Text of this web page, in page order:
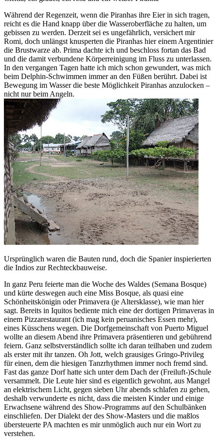
Während der Regenzeit, wenn die Piranhas ihre Eier in sich tragen,
reicht es die Hand knapp über die Wasseroberfläche zu halten, um
gebissen zu werden. Derzeit sei es ungefährlich, versichert mir
Romi, doch unlängst knusperten die Piranhas hier einem Argentinier
die Brustwarze ab. Prima dachte ich und beschloss fortan das Bad
und die damit verbundene Körperreinigung im Fluss zu unterlassen.
In den vergangen Tagen hatte ich mich schon gewundert, was mich
beim Delphin-Schwimmen immer an den Füßen berührt. Dabei ist
Bewegung im Wasser die beste Möglichkeit Piranhas anzulocken –
nicht nur beim Angeln.
Ursprünglich waren die Bauten rund, doch die Spanier inspierierten
die Indios zur Rechteckbauweise.
In ganz Peru feierte man die Woche des Waldes (Semana Bosque)
und kürte deswegen auch eine Miss Bosque, als quasi eine
Schönheitskönigin oder Primavera (je Altersklasse), wie man hier
sagt. Bereits in Iquitos bediente mich eine der dortigen Primaveras in
einem Pizzarestaurant (ich mag kein peruanisches Essen mehr),
eines Küsschens wegen. Die Dorfgemeinschaft von Puerto Miguel
wollte an diesem Abend ihre Primavera präsentieren und gebührend
feiern. Ganz selbstverständlich sollte ich daran teilhaben und zudem
als erster mit ihr tanzen. Oh Jott, welch grausiges Gringo-Privileg
für einen, dem die hiesigen Tanzrhythmen immer noch fremd sind.
Fast das ganze Dorf hatte sich unter dem Dach der (Freiluft-)Schule
versammelt. Die Leute hier sind es eigentlich gewohnt, aus Mangel
an elektrischem Licht, gegen sieben Uhr abends schlafen zu gehen,
deshalb verwunderte es nicht, dass die meisten Kinder und einige
Erwachsene während des Show-Programms auf den Schulbänken
einschliefen. Der Dialekt der des Show-Masters und die maßlos
übersteuerte PA machten es mir unmöglich auch nur ein Wort zu
verstehen.